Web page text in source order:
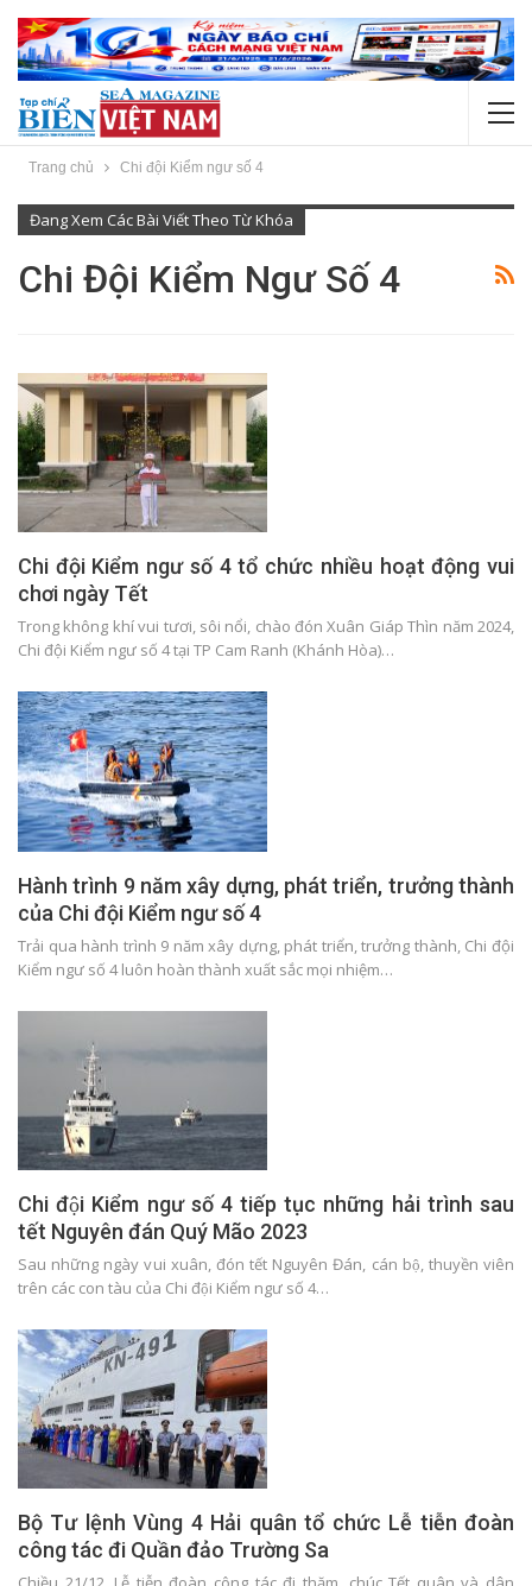
Trang chủ Chi đội Kiểm ngư số 4
Đang Xem Các Bài Viết Theo Từ Khóa
Chi Đội Kiểm Ngư Số 4
Chi đội Kiểm ngư số 4 tổ chức nhiều hoạt động vui
chơi ngày Tết
Trong không khí vui tươi, sôi nổi, chào đón Xuân Giáp Thìn năm 2024,
Chi đội Kiểm ngư số 4 tại TP Cam Ranh (Khánh Hòa)…
Hành trình 9 năm xây dựng, phát triển, trưởng thành
của Chi đội Kiểm ngư số 4
Trải qua hành trình 9 năm xây dựng, phát triển, trưởng thành, Chi đội
Kiểm ngư số 4 luôn hoàn thành xuất sắc mọi nhiệm…
Chi đội Kiểm ngư số 4 tiếp tục những hải trình sau
tết Nguyên đán Quý Mão 2023
Sau những ngày vui xuân, đón tết Nguyên Đán, cán bộ, thuyền viên
trên các con tàu của Chi đội Kiểm ngư số 4…
Bộ Tư lệnh Vùng 4 Hải quân tổ chức Lễ tiễn đoàn
công tác đi Quần đảo Trường Sa